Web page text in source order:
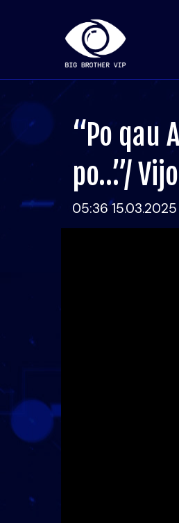
“Po qau
po…”/
05:36 15.03.2025